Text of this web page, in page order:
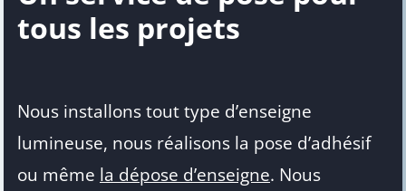
tous les projets
Nous installons tout type d’enseigne
lumineuse, nous réalisons la pose d’adhésif
ou même la dépose d’enseigne. Nous